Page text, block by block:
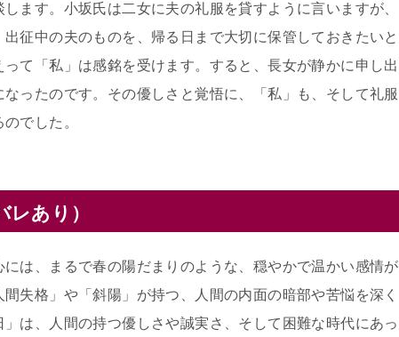
ます。小坂氏は二女に夫の礼服を貸すように言いますが、
征中の夫のものを、帰る日まで大切に保管しておきたいと
て「私」は感銘を受けます。すると、長女が静かに申し出
ったのです。その優しさと覚悟に、「私」も、そして礼服
でした。
あり）
は、まるで春の陽だまりのような、穏やかで温かい感情が
失格」や「斜陽」が持つ、人間の内面の暗部や苦悩を深く
は、人間の持つ優しさや誠実さ、そして困難な時代にあっ